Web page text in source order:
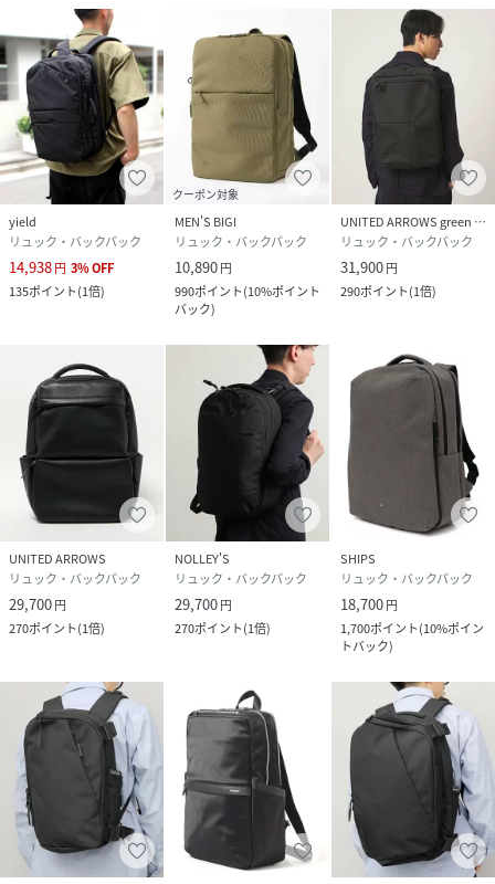
yield
リュック・バックパック
14,938円 3%OFF
135ポイント(1倍)
クーポン対象
MEN'S BIGI
リュック・バックパック
10,890円
990ポイント(10%ポイント
バック)
UNITED ARROWS green label relaxing
リュック・バックパック
31,900円
290ポイント(1倍)
UNITED ARROWS
リュック・バックパック
29,700円
270ポイント(1倍)
NOLLEY'S
リュック・バックパック
29,700円
270ポイント(1倍)
SHIPS
リュック・バックパック
18,700円
1,700ポイント(10%ポイン
トバック)